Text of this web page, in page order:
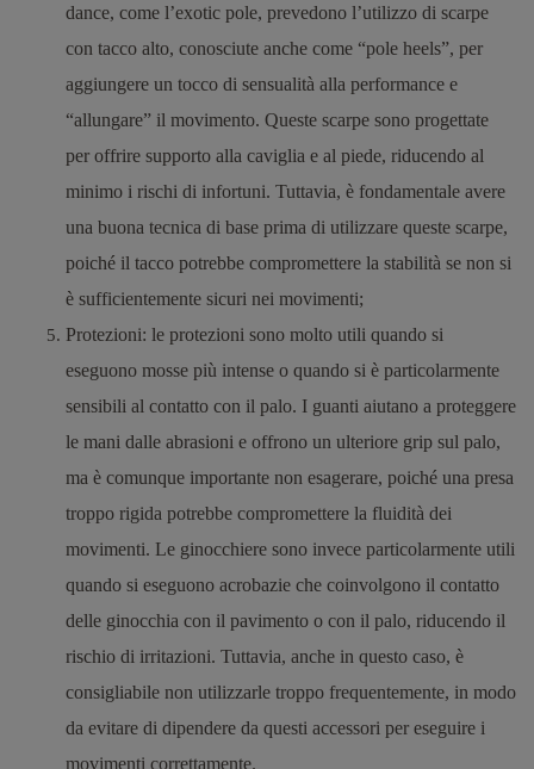
dance, come l’exotic pole, prevedono l’utilizzo di scarpe
con tacco alto, conosciute anche come “pole heels”, per
aggiungere un tocco di sensualità alla performance e
“allungare” il movimento. Queste scarpe sono progettate
per offrire supporto alla caviglia e al piede, riducendo al
minimo i rischi di infortuni. Tuttavia, è fondamentale avere
una buona tecnica di base prima di utilizzare queste scarpe,
poiché il tacco potrebbe compromettere la stabilità se non si
è sufficientemente sicuri nei movimenti;
Protezioni: le protezioni sono molto utili quando si
eseguono mosse più intense o quando si è particolarmente
sensibili al contatto con il palo. I guanti aiutano a proteggere
le mani dalle abrasioni e offrono un ulteriore grip sul palo,
ma è comunque importante non esagerare, poiché una presa
troppo rigida potrebbe compromettere la fluidità dei
movimenti. Le ginocchiere sono invece particolarmente utili
quando si eseguono acrobazie che coinvolgono il contatto
delle ginocchia con il pavimento o con il palo, riducendo il
rischio di irritazioni. Tuttavia, anche in questo caso, è
consigliabile non utilizzarle troppo frequentemente, in modo
da evitare di dipendere da questi accessori per eseguire i
movimenti correttamente.